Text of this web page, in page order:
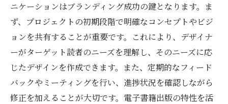
ニケーションはブランディング成功の鍵となります。ま
ず、プロジェクトの初期段階で明確なコンセプトやビジ
ョンを共有することが重要です。これにより、デザイナ
ーがターゲット読者のニーズを理解し、そのニーズに応
じたデザインを作成できます。また、定期的なフィード
バックやミーティングを行い、進捗状況を確認しながら
修正を加えることが大切です。電子書籍出版の特性を活